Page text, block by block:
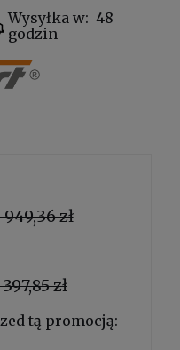
Wysyłka w: 48
godzin
949,36 zł
zł
tą promocją: